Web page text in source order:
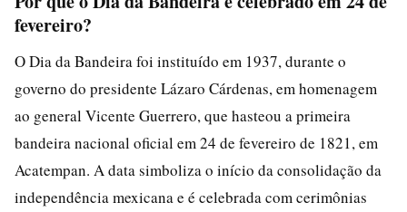
fevereiro?
O Dia da Bandeira foi instituído em 1937, durante o
governo do presidente Lázaro Cárdenas, em homenagem
ao general Vicente Guerrero, que hasteou a primeira
bandeira nacional oficial em 24 de fevereiro de 1821, em
Acatempan. A data simboliza o início da consolidação da
independência mexicana e é celebrada com cerimônias